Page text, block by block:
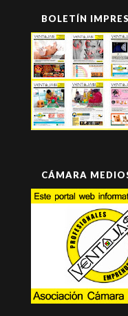
BOLETÍN
CÁMARA